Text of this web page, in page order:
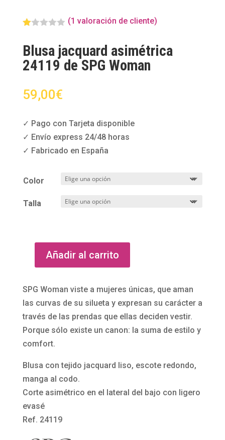
ad
o
co
00
de
ba
e
va
ió
n
un
(1 valoración de cliente)
Blusa jacquard asimétrica
24119 de SPG Woman
59,00€
✓ Pago con Tarjeta disponible
✓ Envío express 24/48 horas
✓ Fabricado en España
Color
Talla
asimétrica
24119
de
SPG
Woman
Añadir al carrito
SPG Woman viste a mujeres únicas, que aman
las curvas de su silueta y expresan su carácter a
través de las prendas que ellas deciden vestir.
Porque sólo existe un canon: la suma de estilo y
comfort.
Blusa con tejido jacquard liso, escote redondo,
manga al codo.
Corte asimétrico en el lateral del bajo con ligero
evasé
Ref. 24119